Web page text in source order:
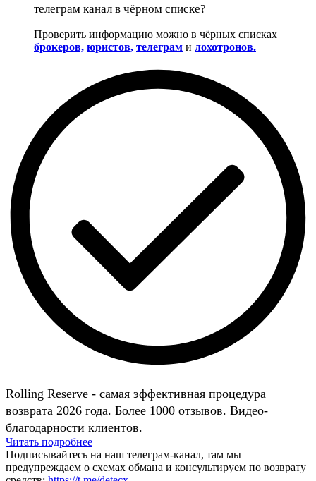
телеграм канал в чёрном списке?
Проверить информацию можно в чёрных списках
брокеров, юристов, телеграм и лохотронов.
Rolling Reserve - самая эффективная процедура
возврата 2026 года. Более 1000 отзывов. Видео-
благодарности клиентов.
Читать подробнее
Подписывайтесь на наш телеграм-канал, там мы
предупреждаем о схемах обмана и консультируем по возврату